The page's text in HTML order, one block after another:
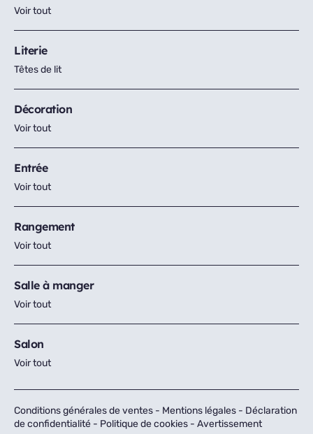
Voir tout
Literie
Têtes de lit
Décoration
Voir tout
Entrée
Voir tout
Rangement
Voir tout
Salle à manger
Voir tout
Salon
Voir tout
Conditions générales de ventes - Mentions légales - Déclaration
de confidentialité - Politique de cookies - Avertissement